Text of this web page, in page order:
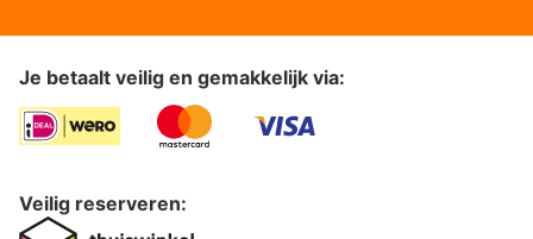
Je betaalt veilig en gemakkelijk via:
Veilig reserveren: